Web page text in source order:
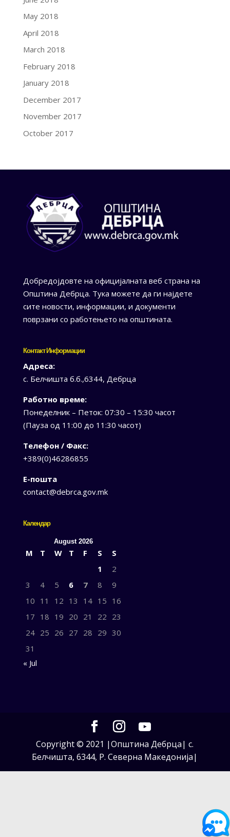
May 2018
April 2018
March 2018
February 2018
January 2018
December 2017
November 2017
October 2017
Добредојдовте на официјалната веб страна на
Општина Дебрца. Тука можете да ги најдете
сите новости, информации, и документи
поврзани со работењето на општината.
Контакт Информации
Адреса:
с. Белчишта б.б.,6344, Дебрца
Работно време:
Понеделник – Петок: 07:30 – 15:30 часот
(Пауза од 11:00 до 11:30 часот)
Телефон / Факс:
+389(0)46286855
Е-пошта
contact@debrca.gov.mk
Календар
August 2026
M T W T F S
S
1
2
3
4 5 6 7 8
9
10 11 12 13 14 15 16
17 18 19 20 21 22 23
24 25 26 27 28 29 30
31
« Jul
Copyright © 2021 |Општина Дебрца| с.
Белчишта, 6344, Р. Северна Македонија|